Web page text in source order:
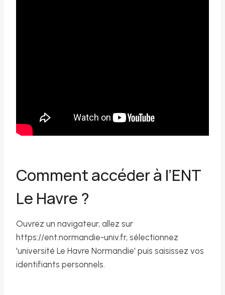
Comment accéder à l’ENT
Le Havre ?
Ouvrez un navigateur, allez sur
https://ent.normandie-univ.fr, sélectionnez
'université Le Havre Normandie' puis saisissez vos
identifiants personnels.